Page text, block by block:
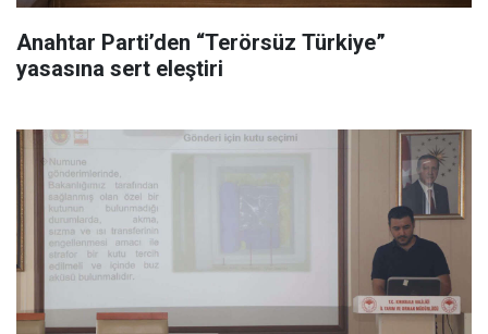
Anahtar Parti’den “Terörsüz Türkiye”
yasasına sert eleştiri